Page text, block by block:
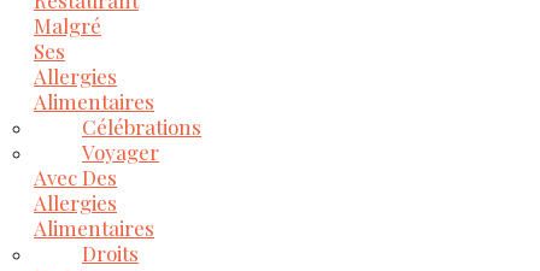
Malgré
Ses
Allergies
Alimentaires
Célébrations
Voyager
Avec Des
Allergies
Alimentaires
Droits